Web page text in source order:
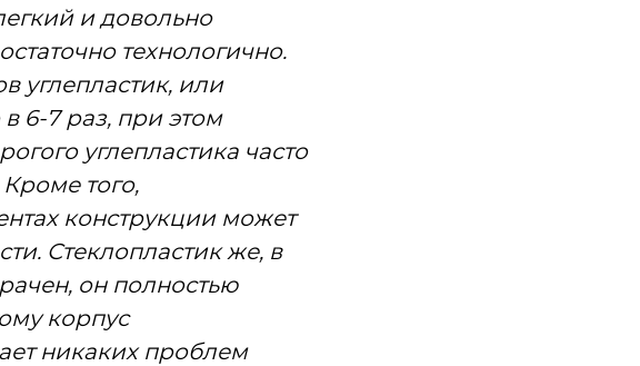
и довольно
технологично.
углепластик, или
6-7 раз, при этом
углепластика часто
того,
конструкции может
Стеклопластик же, в
он полностью
корпус
никаких проблем